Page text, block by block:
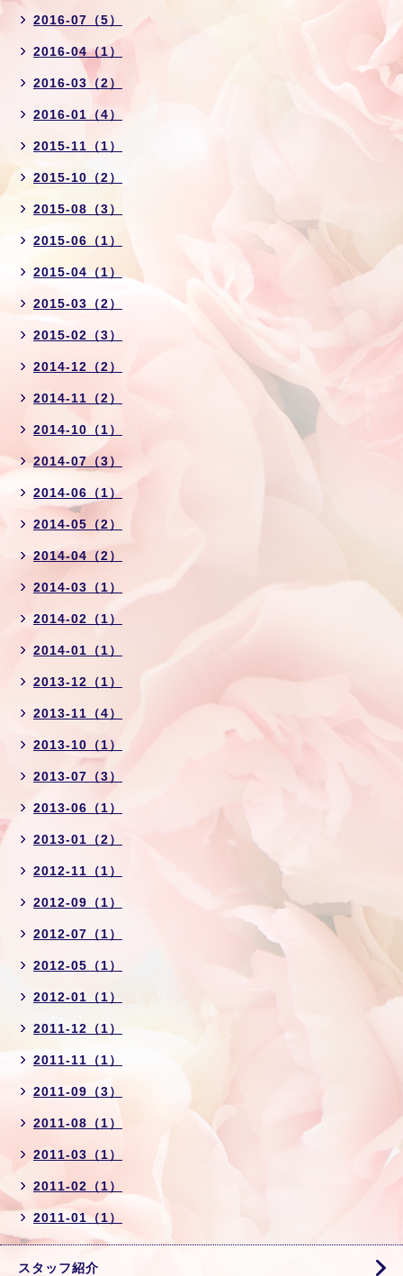
2016-07（5）
2016-04（1）
2016-03（2）
2016-01（4）
2015-11（1）
2015-10（2）
2015-08（3）
2015-06（1）
2015-04（1）
2015-03（2）
2015-02（3）
2014-12（2）
2014-11（2）
2014-10（1）
2014-07（3）
2014-06（1）
2014-05（2）
2014-04（2）
2014-03（1）
2014-02（1）
2014-01（1）
2013-12（1）
2013-11（4）
2013-10（1）
2013-07（3）
2013-06（1）
2013-01（2）
2012-11（1）
2012-09（1）
2012-07（1）
2012-05（1）
2012-01（1）
2011-12（1）
2011-11（1）
2011-09（3）
2011-08（1）
2011-03（1）
2011-02（1）
2011-01（1）
スタッフ紹介